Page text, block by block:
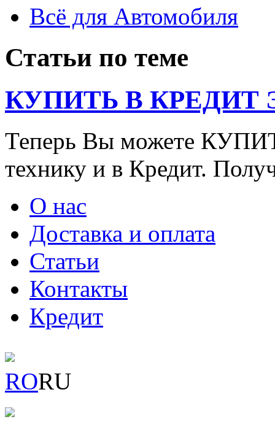
Всё для Автомобиля
Статьи по теме
КУПИТЬ В КРЕДИТ
Теперь Вы можете
технику и в Кредит.
О нас
Доставка и оплата
Статьи
Контакты
Кредит
RORU